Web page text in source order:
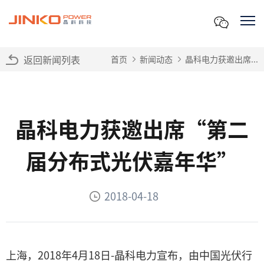
返回新闻列表 首页 新闻动态 晶科电力获邀出席...
晶科电力获邀出席“第二
届分布式光伏嘉年华”
2018-04-18
上海，2018年4月18日-晶科电力宣布，由中国光伏行